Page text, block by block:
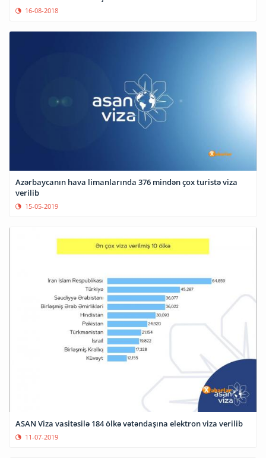
16-08-2018
Azərbaycanın hava limanlarında 376 mindən çox turistə viza
verilib
15-05-2019
ASAN Viza vasitəsilə 184 ölkə vətəndaşına elektron viza verilib
11-07-2019